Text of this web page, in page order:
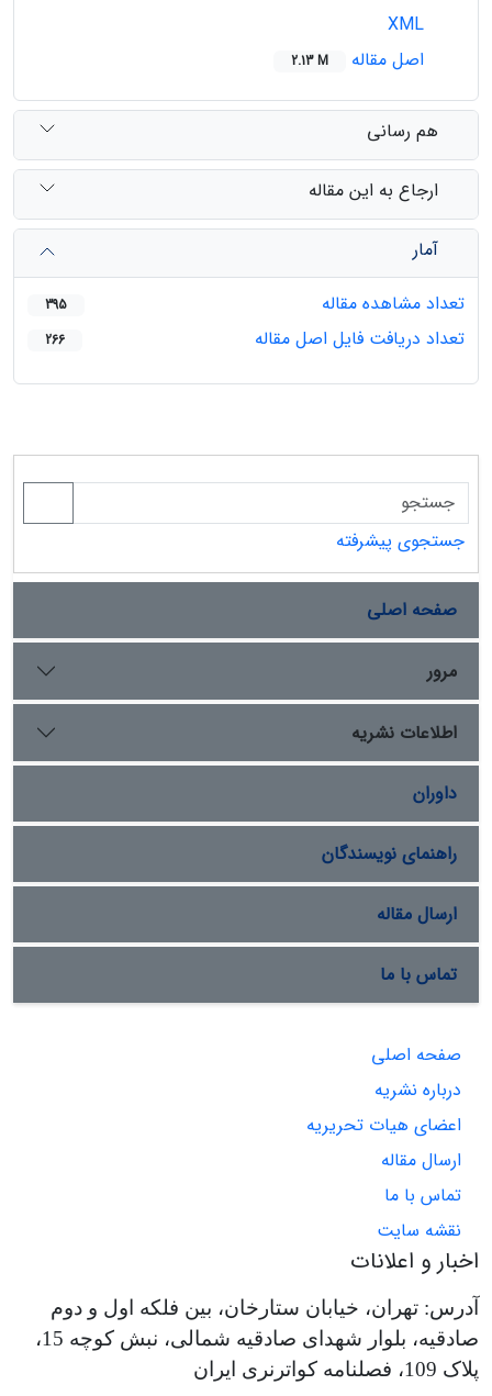
اصل مقاله
2.13 M
هم رسانی
ارجاع به این مقاله
آمار
تعداد مشاهده مقاله
395
تعداد دریافت فایل اصل مقاله 266
جستجوی پیشرفته
صفحه اصلی
مرور
اطلاعات نشریه
داوران
راهنمای نویسندگان
ارسال مقاله
تماس با ما
صفحه اصلی
درباره نشریه
اعضای هیات تحریریه
ارسال مقاله
تماس با ما
نقشه سایت
اخبار و اعلانات
آدرس: تهران، خیابان ستارخان، بین فلکه اول و دوم
صادقیه، بلوار شهدای صادقیه شمالی، نبش کوچه 15،
پلاک 109، فصلنامه کواترنری ایران